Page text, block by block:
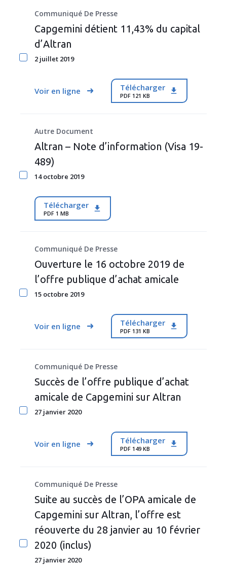
Communiqué De Presse
Capgemini détient 11,43% du capital
d’Altran
2 juillet 2019
Voir en ligne Télécharger
PDF 121 KB
Autre Document
Altran – Note d’information (Visa 19-
489)
14 octobre 2019
Télécharger
PDF 1 MB
Communiqué De Presse
Ouverture le 16 octobre 2019 de
l’offre publique d’achat amicale
15 octobre 2019
Voir en ligne Télécharger
PDF 131 KB
Communiqué De Presse
Succès de l’offre publique d’achat
amicale de Capgemini sur Altran
27 janvier 2020
Voir en ligne Télécharger
PDF 149 KB
Communiqué De Presse
Suite au succès de l’OPA amicale de
Capgemini sur Altran, l’offre est
réouverte du 28 janvier au 10 février
2020 (inclus)
27 janvier 2020